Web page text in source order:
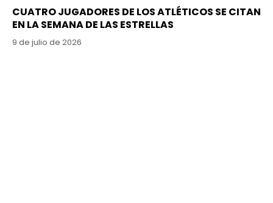
CUATRO JUGADORES DE LOS ATLÉTICOS SE CITAN
EN LA SEMANA DE LAS ESTRELLAS
9 de julio de 2026